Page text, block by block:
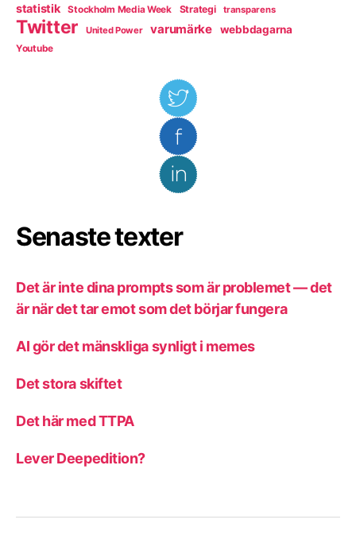
statistik Stockholm Media Week Strategi transparens
Twitter United Power varumärke webbdagarna
Youtube
Senaste texter
Det är inte dina prompts som är problemet — det
är när det tar emot som det börjar fungera
AI gör det mänskliga synligt i memes
Det stora skiftet
Det här med TTPA
Lever Deepedition?